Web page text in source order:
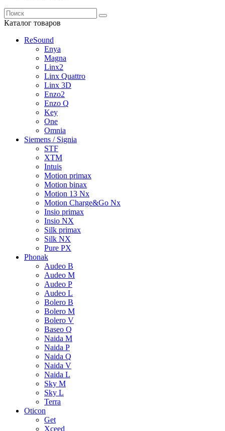
Каталог товаров
ReSound
Enya
Magna
Linx2
Linx Quattro
Linx 3D
Enzo2
Enzo Q
Key
One
Omnia
Siemens / Signia
STF
XTM
Intuis
Motion primax
Motion binax
Motion 13 Nx
Motion Charge&Go Nx
Insio primax
Insio NX
Silk primax
Silk NX
Pure PX
Phonak
Audeo B
Audeo M
Audeo P
Audeo L
Bolero B
Bolero M
Bolero V
Baseo Q
Naida M
Naida P
Naida Q
Naida V
Naida L
Sky M
Sky L
Terra
Oticon
Get
Xceed